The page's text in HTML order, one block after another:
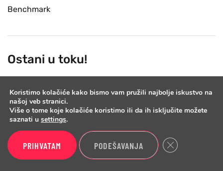
Benchmark
Ostani u toku!
poslati email sa najnovijim testovima i vestima iz sveta
tehnologije.
PRIJAVI SE
Koristimo kolačiće kako bismo vam pružili najbolje iskustvo na
našoj veb stranici.
Više o tome koje kolačiće koristimo ili da ih isključite možete
saznati u settings.
PRIHVATAM PODEŠAVANJA Close GDPR